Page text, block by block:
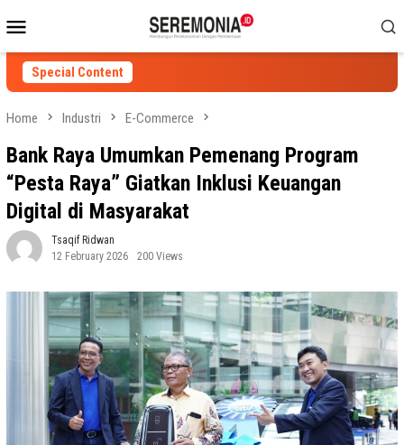
to
contentMenu
Special Content
Home Industri E-Commerce
Bank Raya Umumkan Pemenang Program
“Pesta Raya” Giatkan Inklusi Keuangan
Digital di Masyarakat
Tsaqif Ridwan
12 February 2026
200 Views